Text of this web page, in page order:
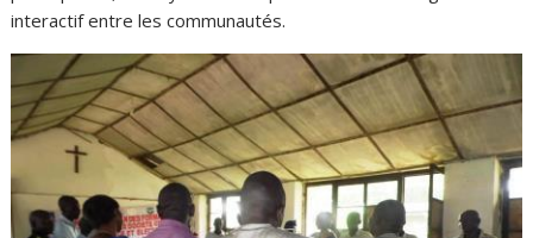
interactif entre les communautés.